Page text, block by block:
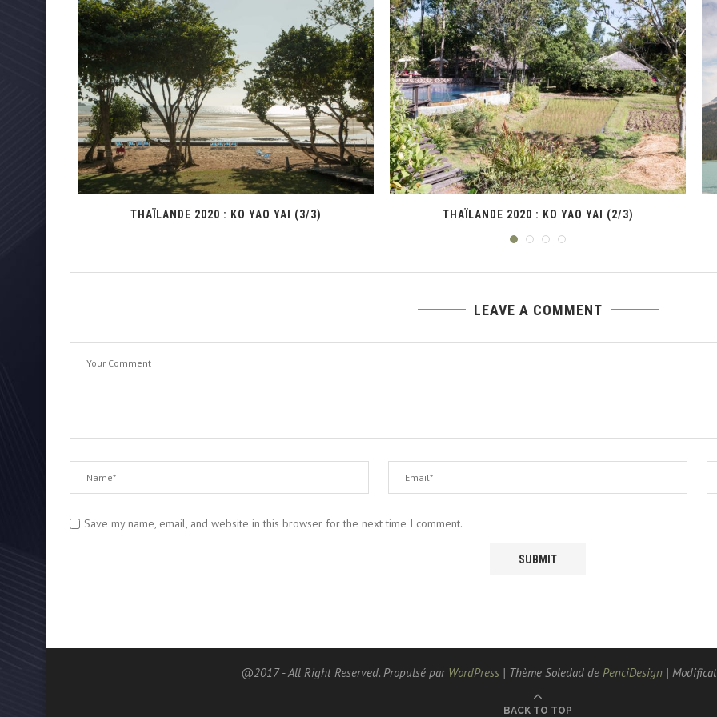
CANADA J1 : VANCOUVER CANADA J3 : DE WHISTLER AU PARC WELLS...
LEAVE A COMMENT
Save my name, email, and website in this browser for the next time I comment.
@2017 - All Right Reserved. Propulsé par WordPress| Thème Soledad de PenciDesign|
BACK TO TOP